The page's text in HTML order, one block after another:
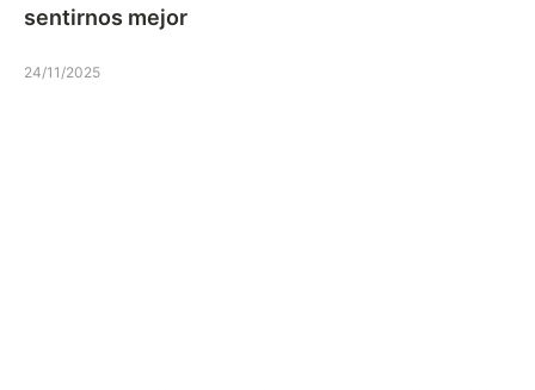
sentirnos mejor
24/11/2025